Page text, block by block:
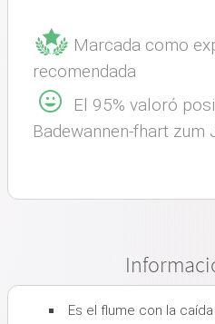
Marcada como
recomendada
El 95% valoró
Badewannen-fhart zum
Es el flume con la